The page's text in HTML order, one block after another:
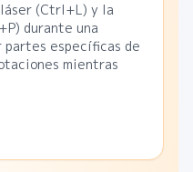
(Ctrl+L) y la
durante una
específicas de
mientras